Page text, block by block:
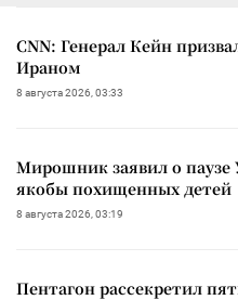
CNN: Генерал Кейн
Ираном
8 августа 2026, 03:33
Мирошник заявил о паузе
якобы похищенных детей
8 августа 2026, 03:19
Пентагон рассекретил